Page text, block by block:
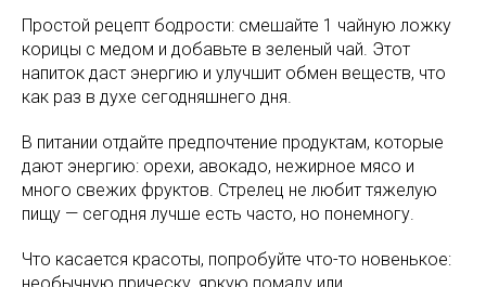
Простой рецепт бодрости: смешайте 1 чайную ложку
корицы с медом и добавьте в зеленый чай. Этот
напиток даст энергию и улучшит обмен веществ, что
как раз в духе сегодняшнего дня.
В питании отдайте предпочтение продуктам, которые
дают энергию: орехи, авокадо, нежирное мясо и
много свежих фруктов. Стрелец не любит тяжелую
пищу — сегодня лучше есть часто, но понемногу.
Что касается красоты, попробуйте что-то новенькое:
необычную прическу, яркую помаду или